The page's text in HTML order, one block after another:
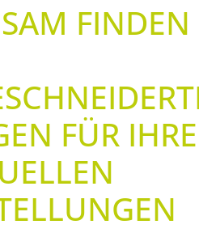
FINDEN
FÜR IHRE I
F